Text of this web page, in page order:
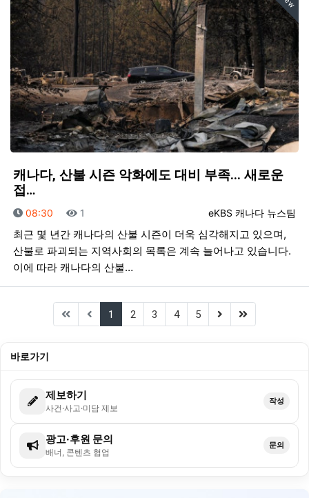
캐나다, 산불 시즌 악화에도 대비 부족... 새로운
접…
등록자
eKBS 캐나다 뉴스팀
등록일
08:30 조회
1
최근 몇 년간 캐나다의 산불 시즌이 더욱 심각해지고 있으며,
산불로 파괴되는 지역사회의 목록은 계속 늘어나고 있습니다.
이에 따라 캐나다의 산불…
1 (current)
2 3 4 5 (next)(last)
바로가기
제보하기
사건·사고·미담 제보
작성
광고·후원 문의
배너, 콘텐츠 협업
문의